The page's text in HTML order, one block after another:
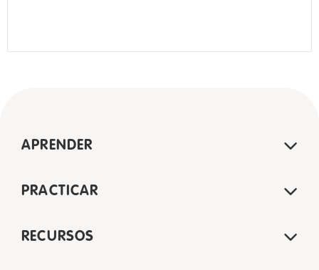
APRENDER
PRACTICAR
RECURSOS